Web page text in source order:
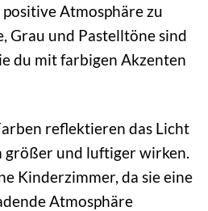
Atmosphäre zu
Grau und Pastelltöne sind
du mit farbigen Akzenten
reflektieren das Licht
größer und luftiger wirken.
Kinderzimmer, da sie eine
Atmosphäre